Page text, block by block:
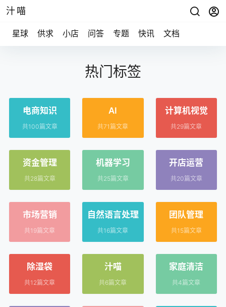
汁喵
星球 供求 小店 问答 专题 快讯 文档
热门标签
电商知识
共100篇文章
AI
共71篇文章
计算机视觉
共29篇文章
资金管理
共28篇文章
机器学习
共25篇文章
开店运营
共20篇文章
市场营销
共19篇文章
自然语言处理
共16篇文章
团队管理
共15篇文章
除湿袋
共12篇文章
汁喵
共6篇文章
家庭清洁
共4篇文章